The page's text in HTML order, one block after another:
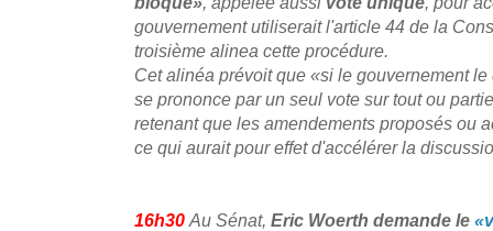
gouvernement utiliserait l'article 44 de la
troisième alinea cette procédure.
Cet alinéa prévoit que «si le gouvernement
se prononce par un seul vote sur tout ou
retenant que les amendements proposés ou
ce qui aurait pour effet d'accélérer la
16h30 Au Sénat, Eric Woerth demande le